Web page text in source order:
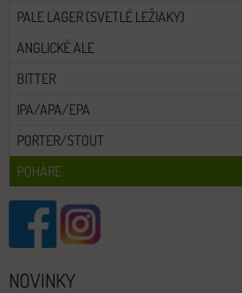
PALE LAGER (SVETLÉ LEŽIAKY)
ANGLICKÉ ALE
BITTER
IPA/APA/EPA
PORTER/STOUT
POHÁRE
NOVINKY